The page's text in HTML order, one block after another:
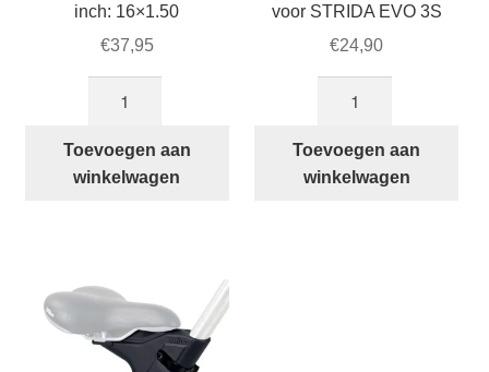
inch: 16×1.50
€37,95
16
inch:
Toevoegen aan
winkelwagen
voor STRIDA EVO 3S
€24,90
bij
trapas
Toevoegen aan
winkelwagen